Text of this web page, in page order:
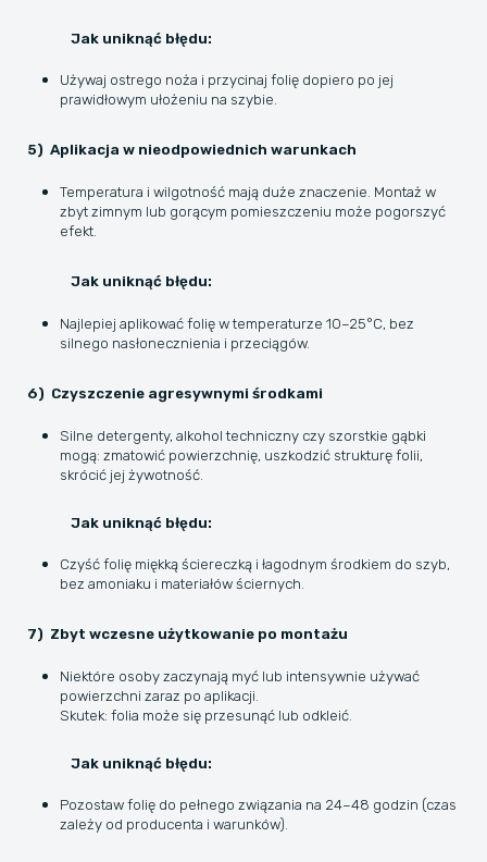
Jak uniknąć błędu:
Używaj ostrego noża i przycinaj folię dopiero po jej
prawidłowym ułożeniu na szybie.
5) Aplikacja w nieodpowiednich warunkach
Temperatura i wilgotność mają duże znaczenie. Montaż w
zbyt zimnym lub gorącym pomieszczeniu może pogorszyć
efekt.
Jak uniknąć błędu:
Najlepiej aplikować folię w temperaturze 10–25°C, bez
silnego nasłonecznienia i przeciągów.
6) Czyszczenie agresywnymi środkami
Silne detergenty, alkohol techniczny czy szorstkie gąbki
mogą: zmatowić powierzchnię, uszkodzić strukturę folii,
skrócić jej żywotność.
Jak uniknąć błędu:
Czyść folię miękką ściereczką i łagodnym środkiem do szyb,
bez amoniaku i materiałów ściernych.
7) Zbyt wczesne użytkowanie po montażu
Niektóre osoby zaczynają myć lub intensywnie używać
powierzchni zaraz po aplikacji.
Skutek: folia może się przesunąć lub odkleić.
Jak uniknąć błędu:
Pozostaw folię do pełnego związania na 24–48 godzin (czas
zależy od producenta i warunków).